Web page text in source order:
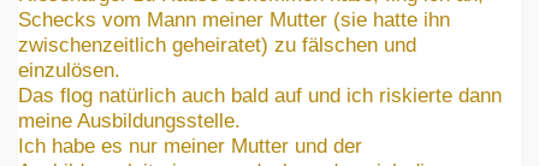
Schecks vom Mann meiner Mutter (sie hatte ihn
zwischenzeitlich geheiratet) zu fälschen und
einzulösen.
Das flog natürlich auch bald auf und ich riskierte dann
meine Ausbildungsstelle.
Ich habe es nur meiner Mutter und der